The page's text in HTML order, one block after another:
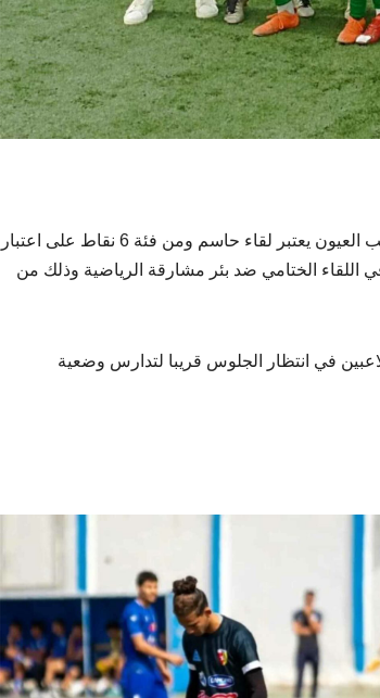
لقاء السبت القادم ضد اتحاد سليانة بملعب ملعب المرحوم علي الزواوي بحاجب العيون يعتبر لقاء حاسم ومن فئة 6 نقاط على اعتبار
في اللقاء الختامي ضد بئر مشارقة الرياضية وذلك من
في انتظار الجلوس قريبا لتدارس وضعية